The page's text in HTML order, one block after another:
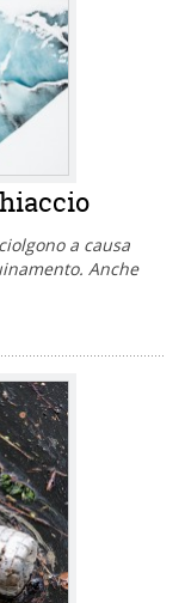
a causa
Anche